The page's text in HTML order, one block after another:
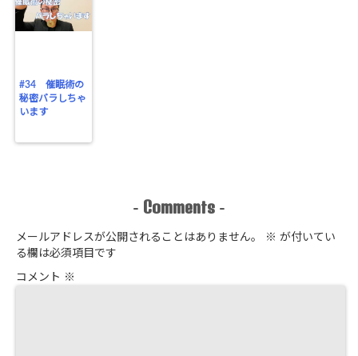
#34 催眠術の
秘密バラしちゃ
います
- Comments -
メールアドレスが公開されることはありません。 ※ が付いてい
る欄は必須項目です
コメント ※